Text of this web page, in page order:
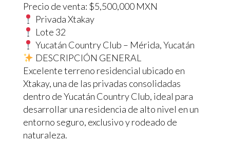
Precio de venta: $5,500,000 MXN
Privada Xtakay
Lote 32
Yucatán Country Club – Mérida, Yucatán
DESCRIPCIÓN GENERAL
Excelente terreno residencial ubicado en
Xtakay, una de las privadas consolidadas
dentro de Yucatán Country Club, ideal para
desarrollar una residencia de alto nivel en un
entorno seguro, exclusivo y rodeado de
naturaleza.